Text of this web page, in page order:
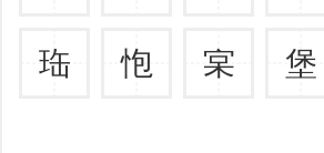
珤 怉 宲 堡